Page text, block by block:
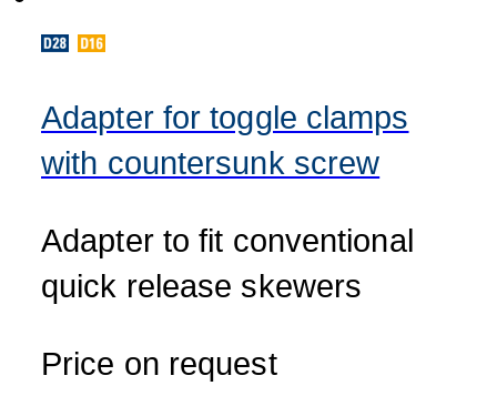
Adapter for toggle clamps
with countersunk screw
Adapter to fit conventional
quick release skewers
Price on request